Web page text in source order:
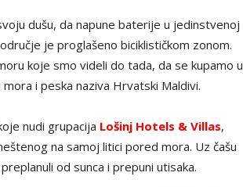
dušu, da napune baterije u jedinstvenoj
je proglašeno biciklističkom zonom.
koje smo videli do tada, da se kupamo u
i peska naziva Hrvatski Maldivi.
nudi grupacija Lošinj Hotels & Villas,
na samoj litici pored mora. Uz čašu
od sunca i prepuni utisaka.